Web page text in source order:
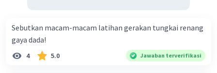
Sebutkan macam-macam latihan gerakan tungkai renang
gaya dada!
4 5.0 Jawaban terverifikasi